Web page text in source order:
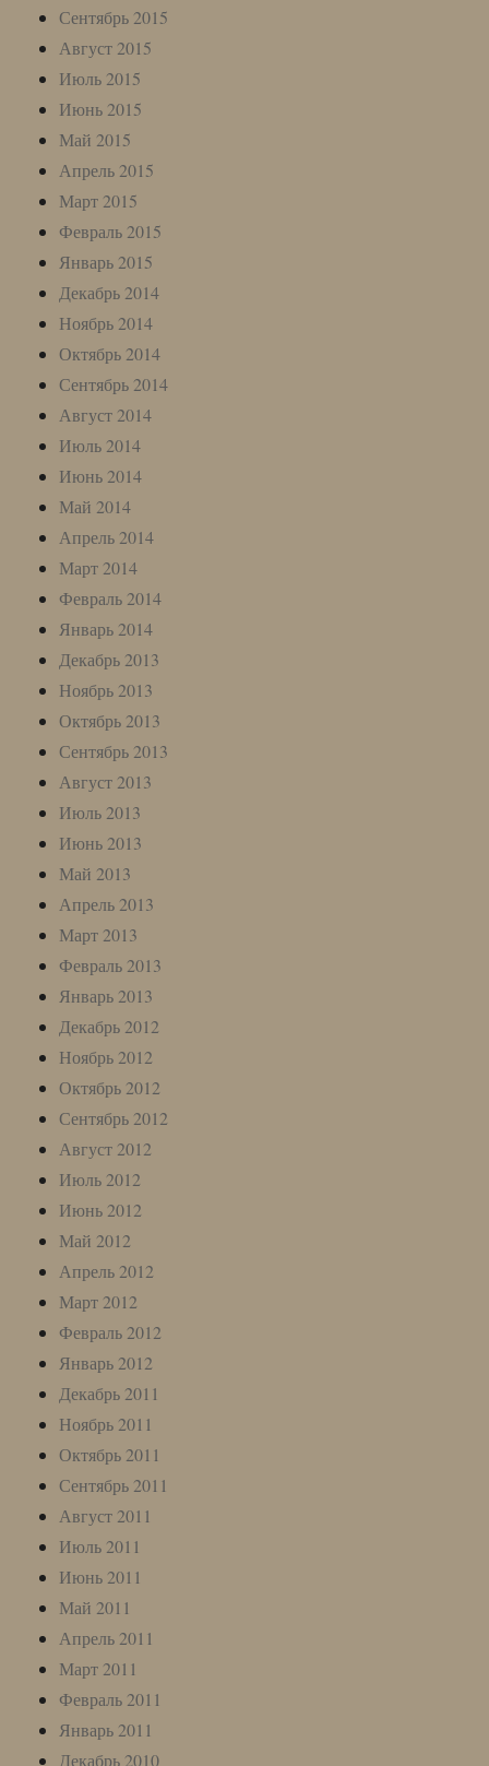
Сентябрь 2015
Август 2015
Июль 2015
Июнь 2015
Май 2015
Апрель 2015
Март 2015
Февраль 2015
Январь 2015
Декабрь 2014
Ноябрь 2014
Октябрь 2014
Сентябрь 2014
Август 2014
Июль 2014
Июнь 2014
Май 2014
Апрель 2014
Март 2014
Февраль 2014
Январь 2014
Декабрь 2013
Ноябрь 2013
Октябрь 2013
Сентябрь 2013
Август 2013
Июль 2013
Июнь 2013
Май 2013
Апрель 2013
Март 2013
Февраль 2013
Январь 2013
Декабрь 2012
Ноябрь 2012
Октябрь 2012
Сентябрь 2012
Август 2012
Июль 2012
Июнь 2012
Май 2012
Апрель 2012
Март 2012
Февраль 2012
Январь 2012
Декабрь 2011
Ноябрь 2011
Октябрь 2011
Сентябрь 2011
Август 2011
Июль 2011
Июнь 2011
Май 2011
Апрель 2011
Март 2011
Февраль 2011
Январь 2011
Декабрь 2010